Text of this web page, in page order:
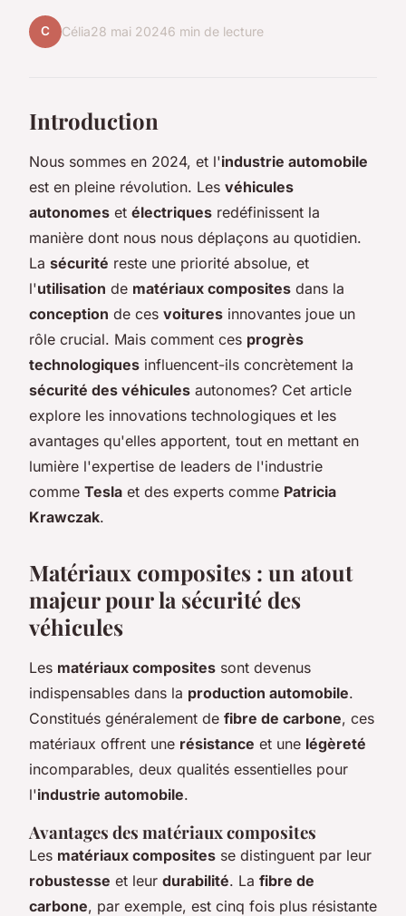
C Célia28 mai 20246 min de lecture
Introduction
Nous sommes en 2024, et l'industrie automobile
est en pleine révolution. Les véhicules
autonomes et électriques redéfinissent la
manière dont nous nous déplaçons au quotidien.
La sécurité reste une priorité absolue, et
l'utilisation de matériaux composites dans la
conception de ces voitures innovantes joue un
rôle crucial. Mais comment ces progrès
technologiques influencent-ils concrètement la
sécurité des véhicules autonomes? Cet article
explore les innovations technologiques et les
avantages qu'elles apportent, tout en mettant en
lumière l'expertise de leaders de l'industrie
comme Tesla et des experts comme Patricia
Krawczak.
Matériaux composites : un atout
majeur pour la sécurité des
véhicules
Les matériaux composites sont devenus
indispensables dans la production automobile.
Constitués généralement de fibre de carbone, ces
matériaux offrent une résistance et une légèreté
incomparables, deux qualités essentielles pour
l'industrie automobile.
Avantages des matériaux composites
Les matériaux composites se distinguent par leur
robustesse et leur durabilité. La fibre de
carbone, par exemple, est cinq fois plus résistante